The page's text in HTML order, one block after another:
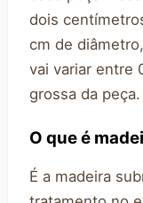
dois
cm de
vai variar entre
grossa da peça.
O que é
É a madeira